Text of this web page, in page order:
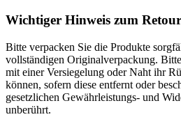
Wichtiger Hinweis zum
Bitte verpacken Sie die Produkte
vollständigen Originalverpackung.
mit einer Versiegelung oder Naht ihr
können, sofern diese entfernt oder
gesetzlichen Gewährleistungs- und
unberührt.